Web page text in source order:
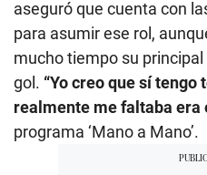
aseguró que cuenta con
para asumir ese rol,
mucho tiempo su
gol. “Yo creo que sí tengo
realmente me faltaba era
programa ‘Mano a Mano’.